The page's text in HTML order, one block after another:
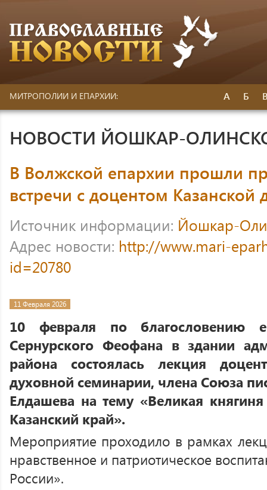
МИТРОПОЛИИ И ЕПАРХИИ: А Б
НОВОСТИ ЙОШКАР-
В Волжской епархии прошли
встречи с доцентом
Источник информации: Йошкар-
Адрес новости: http://www.mari-
id=20780
11 Февраля 2026
10 февраля по благословению
Сернурского Феофана в здании
района состоялась лекция
духовной семинарии, члена Союза
Елдашева на тему «Великая
Казанский край».
Мероприятие проходило в рамках
нравственное и патриотическое
России».